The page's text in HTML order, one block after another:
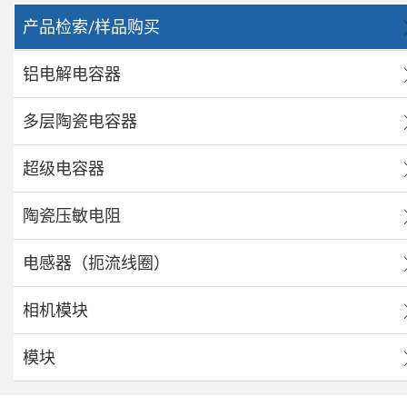
产品检索/样品购买
铝电解电容器
多层陶瓷电容器
超级电容器
陶瓷压敏电阻
电感器（扼流线圈）
相机模块
模块